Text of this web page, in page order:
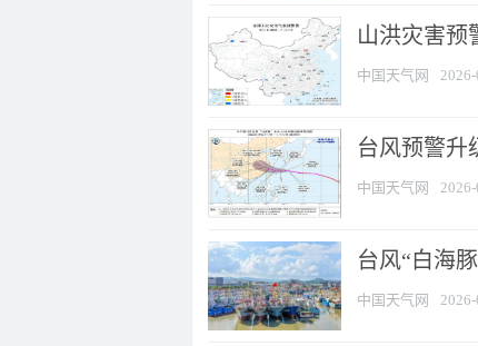
山洪灾害预
中国天气网
台风预警升
中国天气网
台风“白海
中国天气网